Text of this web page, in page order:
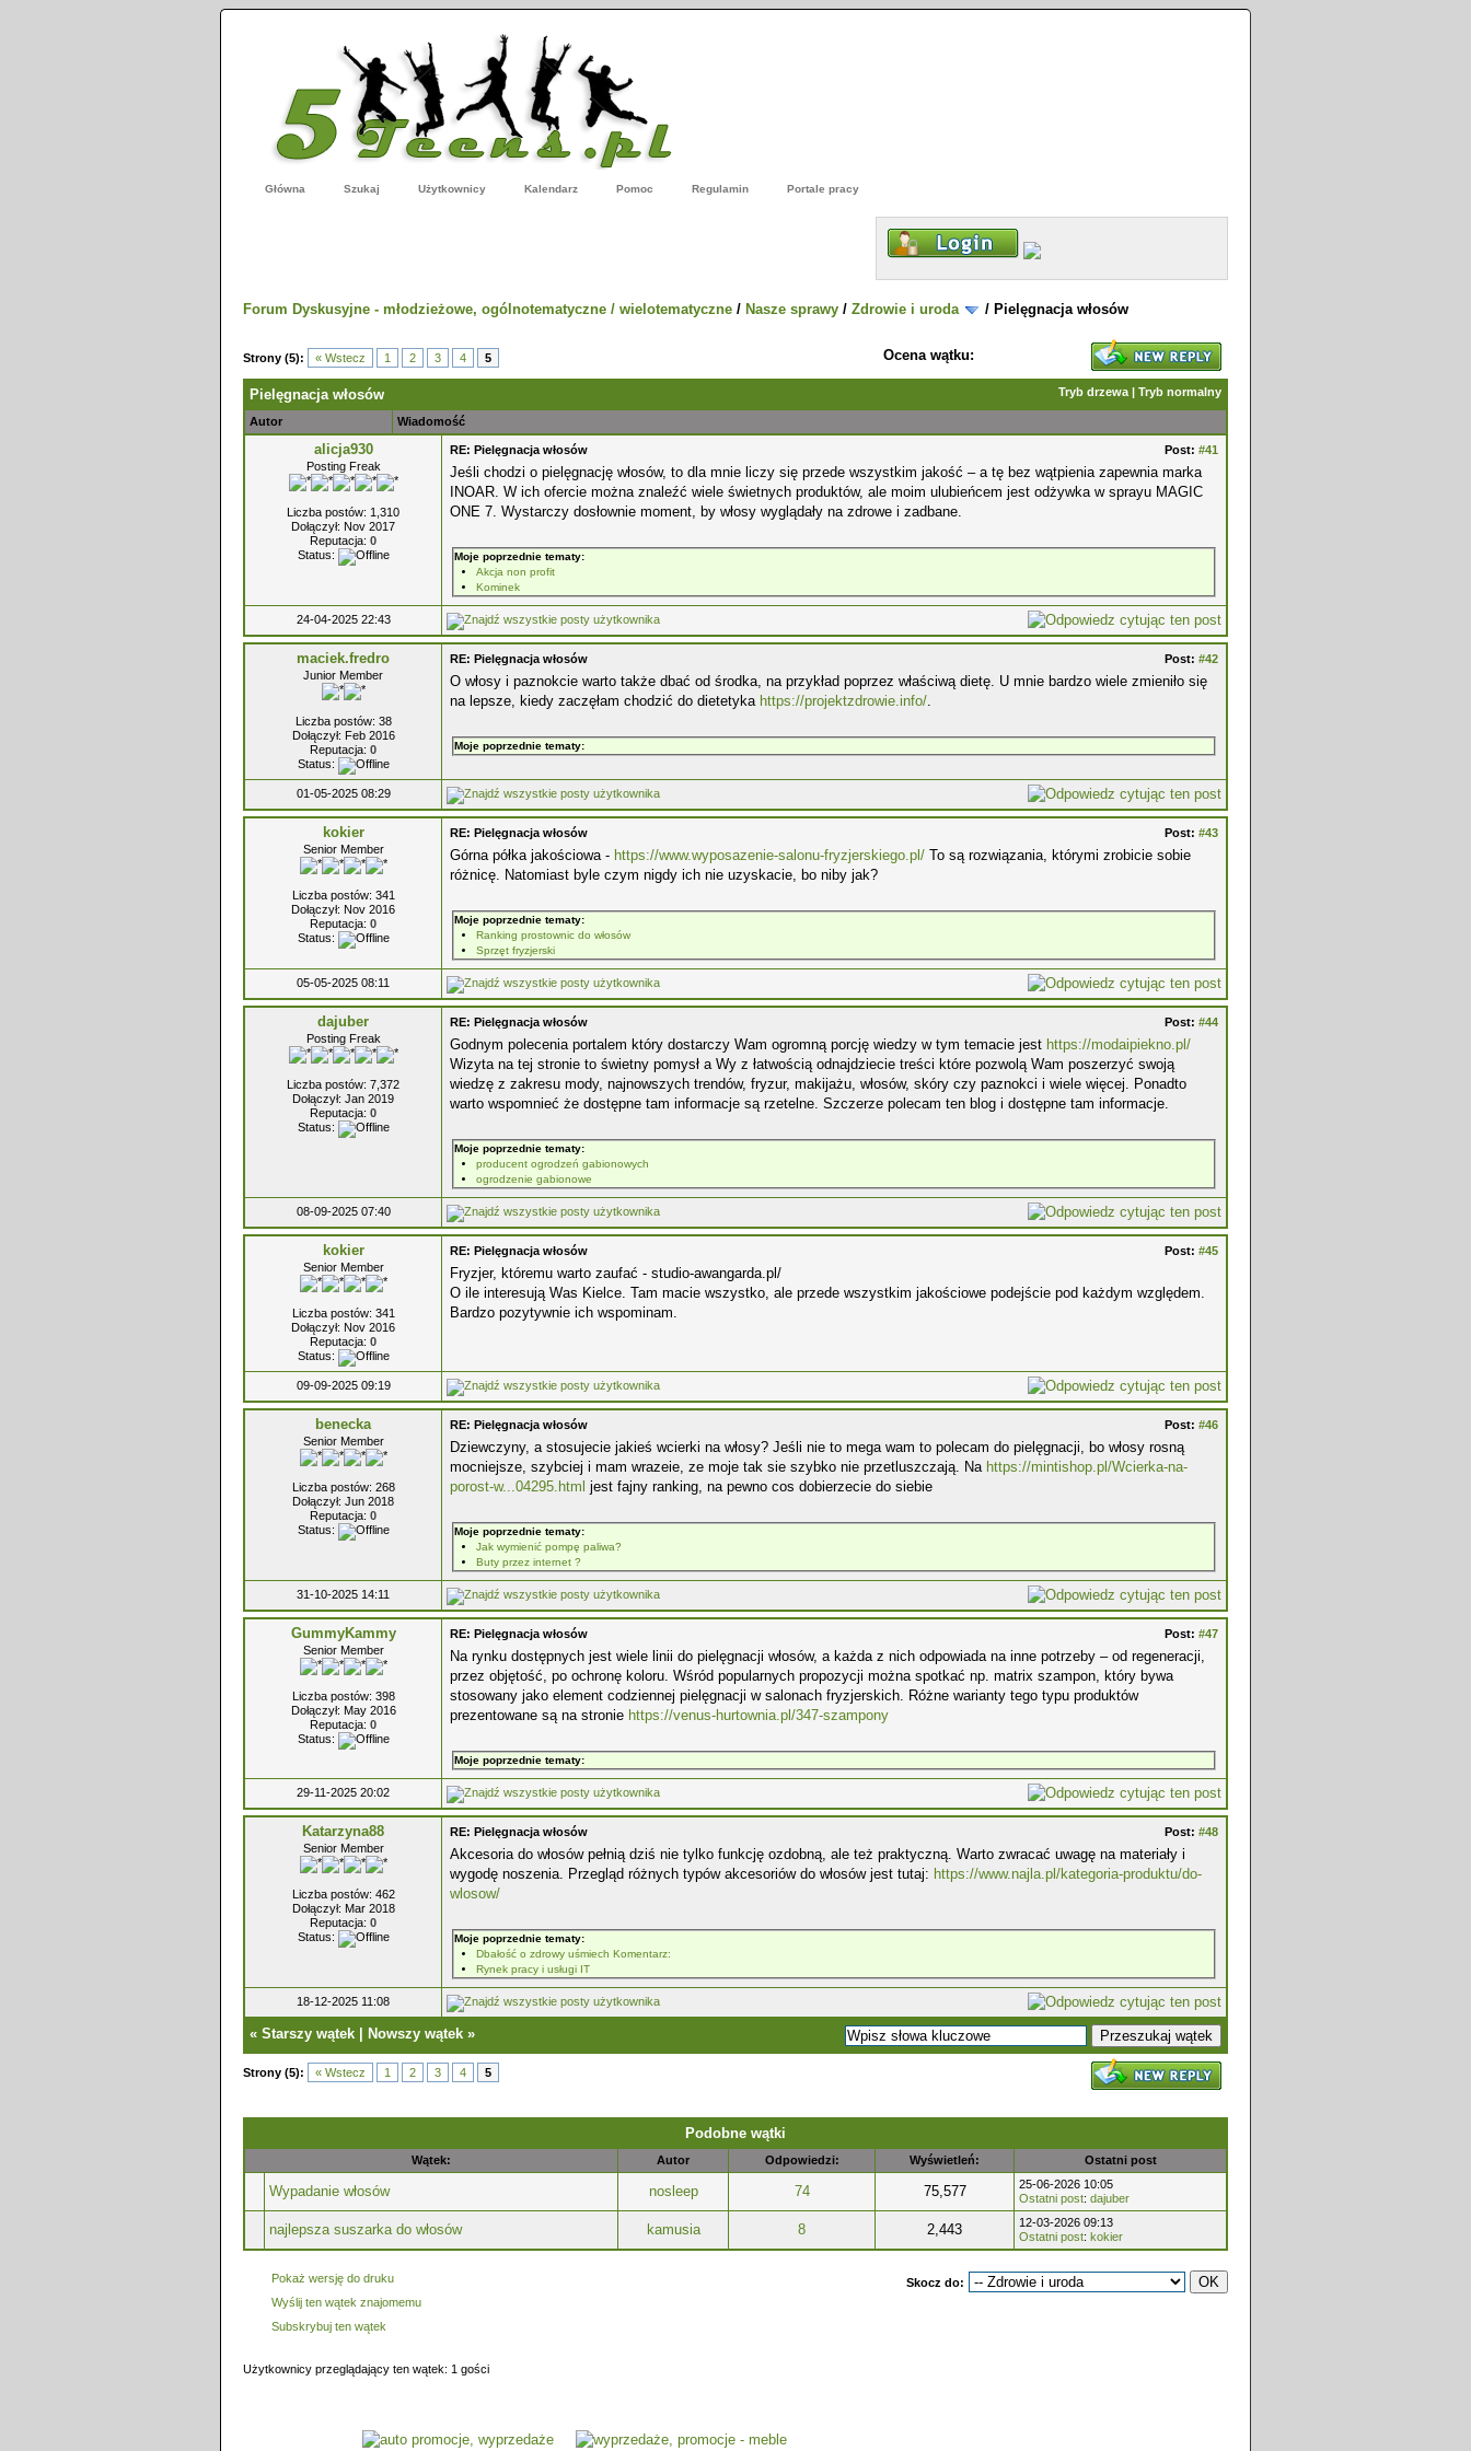
Główna Szukaj Użytkownicy Kalendarz Pomoc Regulamin Portale pracy
Forum Dyskusyjne - młodzieżowe, ogólnotematyczne / wielotematyczne / Nasze sprawy / Zdrowie i uroda / Pielęgnacja włosów
Strony (5): « Wstecz 1 2 3 4 5 Ocena wątku:
Tryb drzewa | Tryb normalny
Pielęgnacja włosów
Autor Wiadomość
alicja930
Posting Freak
Liczba postów: 1,310
Dołączył: Nov 2017
Reputacja: 0
Status:
Post: #41
RE: Pielęgnacja włosów
Jeśli chodzi o pielęgnację włosów, to dla mnie liczy się przede wszystkim jakość – a tę bez wątpienia zapewnia marka
INOAR. W ich ofercie można znaleźć wiele świetnych produktów, ale moim ulubieńcem jest odżywka w sprayu MAGIC
ONE 7. Wystarczy dosłownie moment, by włosy wyglądały na zdrowe i zadbane.
Moje poprzednie tematy:
Akcja non profit
Kominek
24-04-2025 22:43
maciek.fredro
Junior Member
Liczba postów: 38
Dołączył: Feb 2016
Reputacja: 0
Status:
Post: #42
RE: Pielęgnacja włosów
O włosy i paznokcie warto także dbać od środka, na przykład poprzez właściwą dietę. U mnie bardzo wiele zmieniło się
na lepsze, kiedy zaczęłam chodzić do dietetyka https://projektzdrowie.info/.
Moje poprzednie tematy:
01-05-2025 08:29
kokier
Senior Member
Liczba postów: 341
Dołączył: Nov 2016
Reputacja: 0
Status:
Post: #43
RE: Pielęgnacja włosów
Górna półka jakościowa - https://www.wyposazenie-salonu-fryzjerskiego.pl/ To są rozwiązania, którymi zrobicie sobie
różnicę. Natomiast byle czym nigdy ich nie uzyskacie, bo niby jak?
Moje poprzednie tematy:
Ranking prostownic do włosów
Sprzęt fryzjerski
05-05-2025 08:11
dajuber
Posting Freak
Liczba postów: 7,372
Dołączył: Jan 2019
Reputacja: 0
Status:
Post: #44
RE: Pielęgnacja włosów
Godnym polecenia portalem który dostarczy Wam ogromną porcję wiedzy w tym temacie jest https://modaipiekno.pl/
Wizyta na tej stronie to świetny pomysł a Wy z łatwością odnajdziecie treści które pozwolą Wam poszerzyć swoją
wiedzę z zakresu mody, najnowszych trendów, fryzur, makijażu, włosów, skóry czy paznokci i wiele więcej. Ponadto
warto wspomnieć że dostępne tam informacje są rzetelne. Szczerze polecam ten blog i dostępne tam informacje.
Moje poprzednie tematy:
producent ogrodzeń gabionowych
ogrodzenie gabionowe
08-09-2025 07:40
kokier
Senior Member
Liczba postów: 341
Dołączył: Nov 2016
Reputacja: 0
Status:
Post: #45
RE: Pielęgnacja włosów
Fryzjer, któremu warto zaufać - studio-awangarda.pl/
O ile interesują Was Kielce. Tam macie wszystko, ale przede wszystkim jakościowe podejście pod każdym względem.
Bardzo pozytywnie ich wspominam.
09-09-2025 09:19
benecka
Senior Member
Liczba postów: 268
Dołączył: Jun 2018
Reputacja: 0
Status:
Post: #46
RE: Pielęgnacja włosów
Dziewczyny, a stosujecie jakieś wcierki na włosy? Jeśli nie to mega wam to polecam do pielęgnacji, bo włosy rosną
mocniejsze, szybciej i mam wrazeie, ze moje tak sie szybko nie przetluszczają. Na https://mintishop.pl/Wcierka-na-
porost-w...04295.html jest fajny ranking, na pewno cos dobierzecie do siebie
Moje poprzednie tematy:
Jak wymienić pompę paliwa?
Buty przez internet ?
31-10-2025 14:11
GummyKammy
Senior Member
Liczba postów: 398
Dołączył: May 2016
Reputacja: 0
Status:
Post: #47
RE: Pielęgnacja włosów
Na rynku dostępnych jest wiele linii do pielęgnacji włosów, a każda z nich odpowiada na inne potrzeby – od regeneracji,
przez objętość, po ochronę koloru. Wśród popularnych propozycji można spotkać np. matrix szampon, który bywa
stosowany jako element codziennej pielęgnacji w salonach fryzjerskich. Różne warianty tego typu produktów
prezentowane są na stronie https://venus-hurtownia.pl/347-szampony
Moje poprzednie tematy:
29-11-2025 20:02
Katarzyna88
Senior Member
Liczba postów: 462
Dołączył: Mar 2018
Reputacja: 0
Status:
Post: #48
RE: Pielęgnacja włosów
Akcesoria do włosów pełnią dziś nie tylko funkcję ozdobną, ale też praktyczną. Warto zwracać uwagę na materiały i
wygodę noszenia. Przegląd różnych typów akcesoriów do włosów jest tutaj: https://www.najla.pl/kategoria-produktu/do-
wlosow/
Moje poprzednie tematy:
Dbałość o zdrowy uśmiech Komentarz:
Rynek pracy i usługi IT
18-12-2025 11:08
« Starszy wątek Nowszy wątek »
Strony (5): « Wstecz 1 2 3 4 5
Podobne wątki
Wątek: Autor Odpowiedzi: Wyświetleń: Ostatni post
Wypadanie włosów nosleep 74 75,577
25-06-2026 10:05
Ostatni post: dajuber
najlepsza suszarka do włosów kamusia 8 2,443
12-03-2026 09:13
Ostatni post: kokier
Pokaż wersję do druku
Wyślij ten wątek znajomemu
Subskrybuj ten wątek
Skocz do:
Użytkownicy przeglądający ten wątek: 1 gości